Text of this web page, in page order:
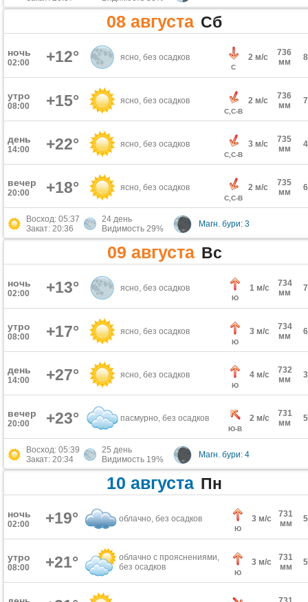
08 августа Сб
ночь
02:00 +12° ясно, без осадков
С
2 м/с
736
мм
утро
08:00 +15° ясно, без осадков
С,С-В
2 м/с
736
мм
день
14:00 +22° ясно, без осадков
С,С-В
3 м/с
735
мм
вечер
20:00 +18° ясно, без осадков
С,С-В
2 м/с
735
мм
Восход: 05:37
Закат: 20:36
24 день
Видимость 29%
Магн. бури: 3
09 августа Вс
ночь
02:00 +13° ясно, без осадков
Ю
1 м/с
734
мм
утро
08:00 +17° ясно, без осадков
Ю
3 м/с
734
мм
день
14:00 +27° ясно, без осадков
Ю
4 м/с
732
мм
вечер
20:00 +23° пасмурно, без осадков
Ю-В
2 м/с
731
мм
Восход: 05:39
Закат: 20:34
25 день
Видимость 19%
Магн. бури: 4
10 августа Пн
ночь
02:00 +19° облачно, без осадков
Ю
3 м/с
731
мм
утро
08:00 +21°
облачно с прояснениями,
без осадков
Ю
3 м/с
731
мм